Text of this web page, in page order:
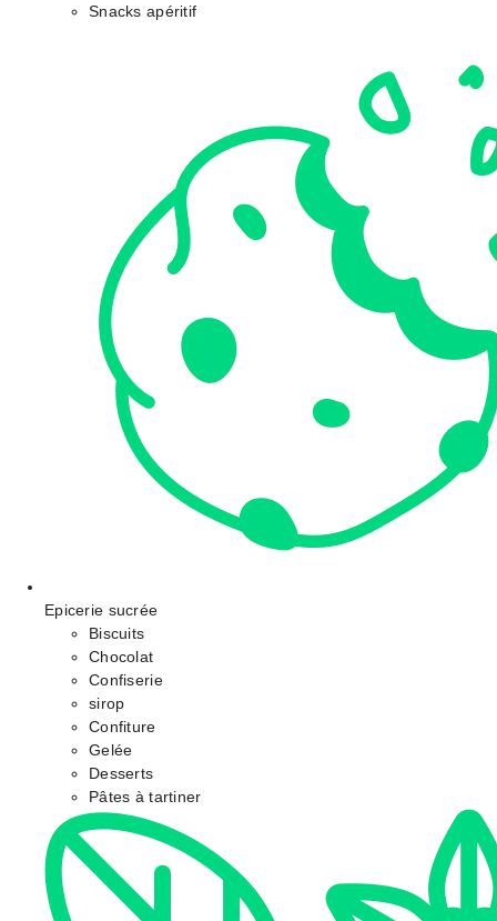
Snacks apéritif
Epicerie sucrée
Biscuits
Chocolat
Confiserie
sirop
Confiture
Gelée
Desserts
Pâtes à tartiner